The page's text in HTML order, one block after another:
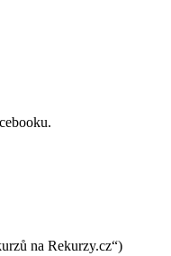
na Rekurzy.cz“)